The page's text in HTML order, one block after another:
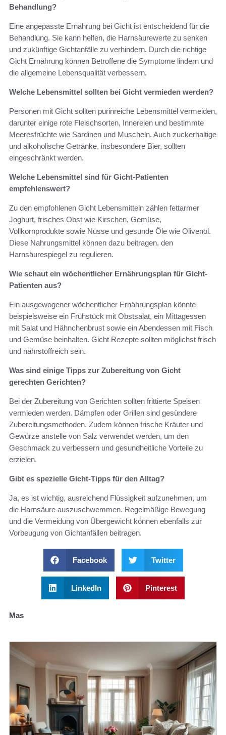
Behandlung?
Eine angepasste Ernährung bei Gicht ist entscheidend für die
Behandlung. Sie kann helfen, die Harnsäurewerte zu senken
und zukünftige Gichtanfälle zu verhindern. Durch die richtige
Gicht Ernährung können Betroffene die Symptome lindern und
die allgemeine Lebensqualität verbessern.
Welche Lebensmittel sollten bei Gicht vermieden werden?
Personen mit Gicht sollten purinreiche Lebensmittel vermeiden,
darunter einige rote Fleischsorten, Innereien und bestimmte
Meeresfrüchte wie Sardinen und Muscheln. Auch zuckerhaltige
und alkoholische Getränke, insbesondere Bier, sollten
eingeschränkt werden.
Welche Lebensmittel sind für Gicht-Patienten
empfehlenswert?
Zu den empfohlenen Gicht Lebensmitteln zählen fettarmer
Joghurt, frisches Obst wie Kirschen, Gemüse,
Vollkornprodukte sowie Nüsse und gesunde Öle wie Olivenöl.
Diese Nahrungsmittel können dazu beitragen, den
Harnsäurespiegel zu regulieren.
Wie schaut ein wöchentlicher Ernährungsplan für Gicht-
Patienten aus?
Ein ausgewogener wöchentlicher Ernährungsplan könnte
beispielsweise ein Frühstück mit Obstsalat, ein Mittagessen
mit Salat und Hähnchenbrust sowie ein Abendessen mit Fisch
und Gemüse beinhalten. Gicht Rezepte sollten möglichst frisch
und nährstoffreich sein.
Was sind einige Tipps zur Zubereitung von Gicht
gerechten Gerichten?
Bei der Zubereitung von Gerichten sollten frittierte Speisen
vermieden werden. Dämpfen oder Grillen sind gesündere
Zubereitungsmethoden. Zudem können frische Kräuter und
Gewürze anstelle von Salz verwendet werden, um den
Geschmack zu verbessern und gesundheitliche Vorteile zu
erzielen.
Gibt es spezielle Gicht-Tipps für den Alltag?
Ja, es ist wichtig, ausreichend Flüssigkeit aufzunehmen, um
die Harnsäure auszuschwemmen. Regelmäßige Bewegung
und die Vermeidung von Übergewicht können ebenfalls zur
Vorbeugung von Gichtanfällen beitragen.
Facebook Twitter
LinkedIn Pinterest
Mas